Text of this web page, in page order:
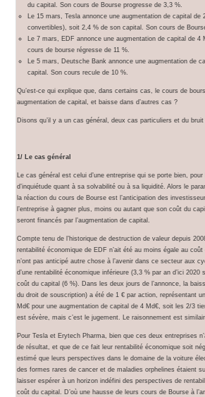
du capital. Son cours de Bourse progresse de 3,3 %.
Le 15 mars, Tesla annonce une augmentation de capital de
convertibles), soit 2,4 % de son capital. Son cours de
Le 7 mars, EDF annonce une augmentation de capital de
cours de bourse régresse de 11 %.
Le 5 mars, Deutsche Bank annonce une augmentation de
capital. Son cours recule de 10 %.
Qu’est-ce qui explique que, dans certains cas, le cours de
augmentation de capital, et baisse dans d’autres cas ?
Disons qu’il y a un cas général, deux cas particuliers et du bruit
1/ Le cas général
Le cas général est celui d’une entreprise qui se porte bien,
d’inquiétude quant à sa solvabilité ou à sa liquidité. Alors le
la réaction du cours de Bourse est l’anticipation des
l’entreprise à gagner plus, moins ou autant que son coût du
seront financés par l’augmentation de capital.
Compte tenu de l’historique de destruction de valeur depuis
rentabilité économique de EDF n’ait été au moins égale au
n’ont pas anticipé autre chose à l’avenir dans ce secteur aux
d’une rentabilité économique inférieure (3,3 % par an d’ici 2020
coût du capital (6 %). Dans les deux jours de l’annonce, la
du droit de souscription) a été de 1 € par action, représentant
Md€ pour une augmentation de capital de 4 Md€, soit les 2/3
est sévère, mais c’est le jugement. Le raisonnement est
Pour Tesla et Erytech Pharma, bien que ces deux entreprises
de résultat, et que de ce fait leur rentabilité économique soit
estimé que leurs perspectives dans le domaine de la voiture
des formes rares de cancer et de maladies orphelines étaient
laisser espérer à un horizon indéfini des perspectives de
coût du capital. D’où une hausse de leurs cours de Bourse à